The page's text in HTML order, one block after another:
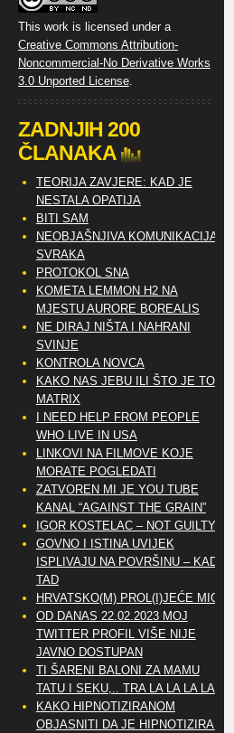
This work is licensed under a
Creative Commons Attribution-
Noncommercial-No Derivative Works
3.0 Unported License.
ZADNJIH 200
ČLANAKA
TEORIJA ZAVJERE: KAD JE
NESTALA OPATIJA
BITI SAM
NEOBJAŠNJIVA KOMUNIKACIJA
SVRAKA
PROTOKOL SNA
KOMETA LEMMON H2 NA
MJESTU AURORE BOREALIS
NE DIRAJ NIŠTA I NAHRANI
SVINJE
KONTROLA NOVCA
KAKO NAS JEBU ILI ŠTO JE TO
MATRIX
I NEED HELP FROM PEOPLE
WHO LIVE IN USA
LINKOVI NA FILMOVE KOJE
MORATE POGLEDATI
ZATVOREN MI JE YOU TUBE
KANAL “AGAINST THE GRAIN”
IGOR KOSTELAC – NOT GUILTY
GOVNO I ISTINA UVIJEK
ISPLIVAJU NA POVRŠINU – KAD
TAD
HRVATSKO(M) PROL(I)JEĆE MIG
OD DANAS 22.02.2023 MOJ
TWITTER PROFIL VIŠE NIJE
JAVNO DOSTUPAN
TI ŠARENI BALONI ZA MAMU
TATU I SEKU,.. TRA LA LA LA LA
KAKO HIPNOTIZIRANOM
OBJASNITI DA JE HIPNOTIZIRAN